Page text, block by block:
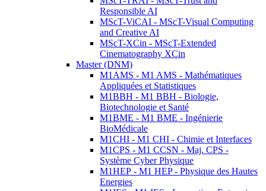
Responsible AI
MScT-ViCAI - MScT-Visual Computing
and Creative AI
MScT-XCin - MScT-Extended
Cinematography XCin
Master (DNM)
M1AMS - M1 AMS - Mathématiques
Appliquées et Statistiques
M1BBH - M1 BBH - Biologie,
Biotechnologie et Santé
M1BME - M1 BME - Ingénierie
BioMédicale
M1CHI - M1 CHI - Chimie et Interfaces
M1CPS - M1 CCSN - Maj. CPS -
Système Cyber Physique
M1HEP - M1 HEP - Physique des Hautes
Energies